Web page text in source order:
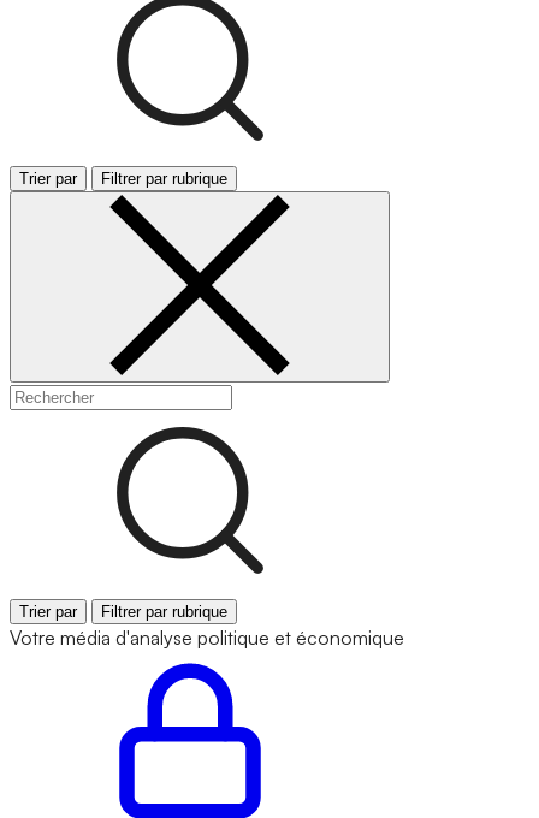
Trier par Filtrer par rubrique
Trier par Filtrer par rubrique
Votre média d'analyse politique et économique